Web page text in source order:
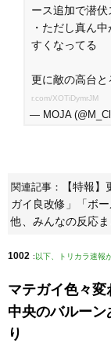
ース追加で潜
・ただし真ん
すくなってる
更に敵の高台
r.com/XOTiDymrJM
— MOJA
関連記事：
【特報
ガイ良改修」「ボ
他、みんなの反応ま
1002 : 以下、トリカラ速報
マテガイ色々変
中央のバルー
り